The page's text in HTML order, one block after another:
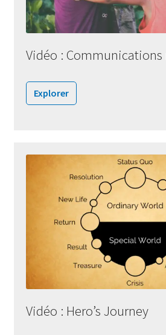
Vidéo :
Explorer
Vidéo : Hero’s Journey